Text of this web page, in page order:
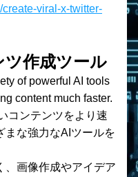
viral-x-twitter-
作成ツール
of powerful AI tools
content much faster.
コンテンツをより速
まな強力なAIツールを
画像作成やアイデア